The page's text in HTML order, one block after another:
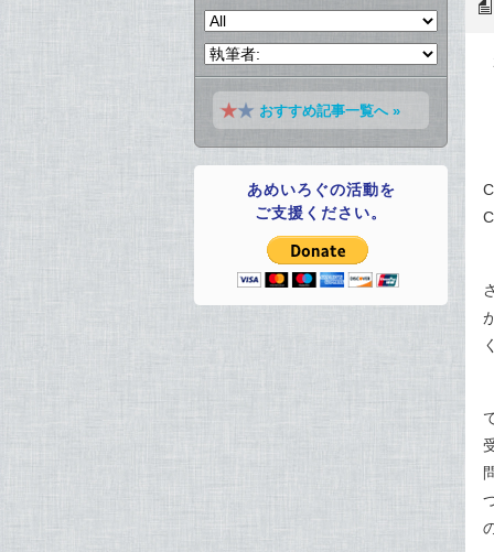
おすすめ記事一覧へ »
あめいろぐの活動を
ご支援ください。